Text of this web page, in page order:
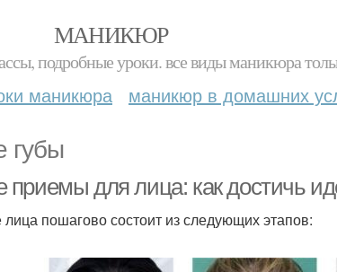
МАНИКЮР
подробные уроки. все виды маникюра
маникюра маникюр в домашних
губы
приемы для лица: как достичь
пошагово состоит из следующих этапов: